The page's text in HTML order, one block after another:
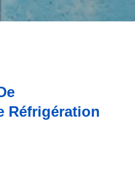
Réfrigération